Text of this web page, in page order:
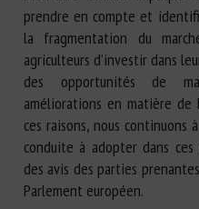
prendre en compte et
la fragmentation du
agriculteurs d’investir dans
des opportunités de
améliorations en matière de
ces raisons, nous
conduite à adopter dans
des avis des parties
Parlement européen.